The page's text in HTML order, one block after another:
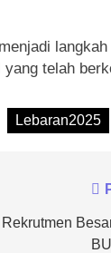
telah
Lebaran2025